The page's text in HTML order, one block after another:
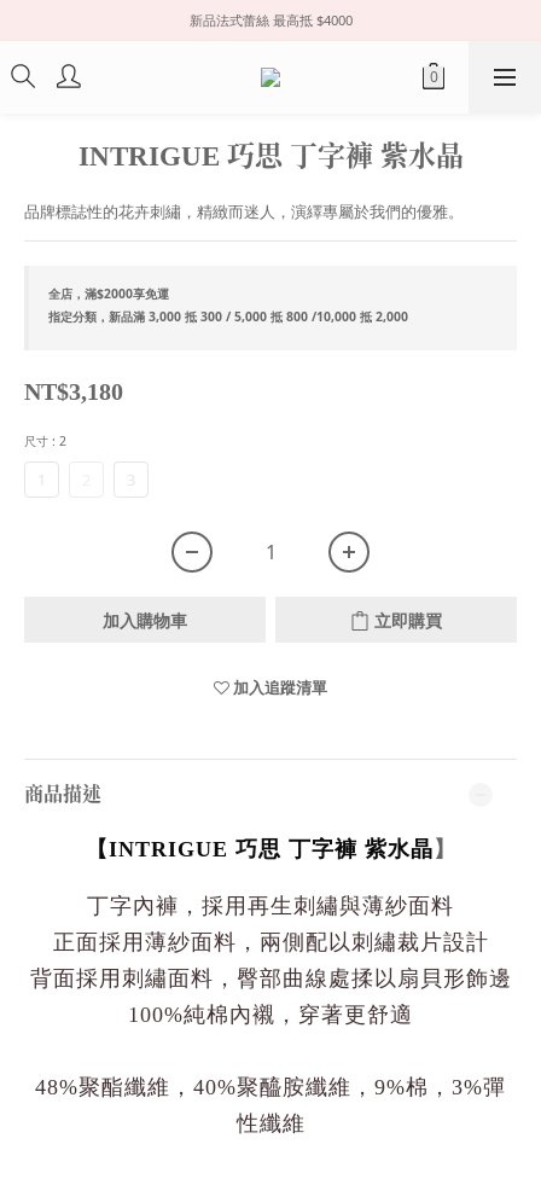
新品法式蕾絲 最高抵 $4000
INTRIGUE 巧思 丁字褲 紫水晶
品牌標誌性的花卉刺繡，精緻而迷人，演繹專屬於我們的優雅。
全店，滿$2000享免運
指定分類，新品滿 3,000 抵 300 / 5,000 抵 800 /10,000 抵 2,000
NT$3,180
尺寸 : 2
3
加入購物車 立即購買
加入追蹤清單
商品描述
【INTRIGUE 巧思 丁字褲 紫水晶】
丁字內褲，採用再生刺繡與薄紗面料
正面採用薄紗面料，兩側配以刺繡裁片設計
背面採用刺繡面料，臀部曲線處揉以扇貝形飾邊
100%純棉內襯，穿著更舒適
48%聚酯纖維，40%聚醯胺纖維 ， 9%棉 ， 3%彈
性纖維